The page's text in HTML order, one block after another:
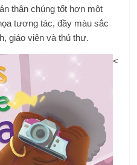
thân chúng tốt hơn một
tương tác, đầy màu sắc
giáo viên và thủ thư.
<